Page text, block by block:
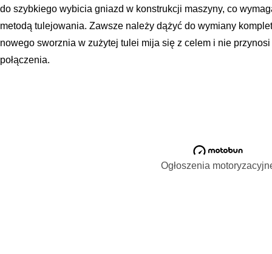
do szybkiego wybicia gniazd w konstrukcji maszyny, co
metodą tulejowania. Zawsze należy dążyć do wymiany
nowego sworznia w zużytej tulei mija się z celem i nie
połączenia.
Ogłoszenia